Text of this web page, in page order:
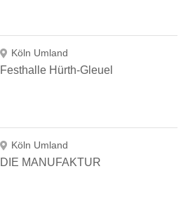
Köln Umland
Festhalle Hürth-Gleuel
Köln Umland
DIE MANUFAKTUR